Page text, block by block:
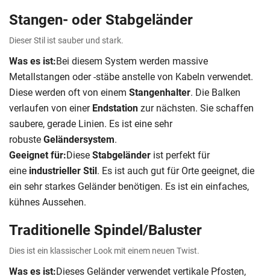
Stangen- oder Stabgeländer
Dieser Stil ist sauber und stark.
Was es ist:Bei diesem System werden massive
Metallstangen oder -stäbe anstelle von Kabeln verwendet.
Diese werden oft von einem Stangenhalter. Die Balken
verlaufen von einerEndstationzur nächsten. Sie schaffen
saubere, gerade Linien. Es ist eine sehr
robusteGeländersystem.
Geeignet für:DieseStabgeländer ist perfekt für
eine industrieller Stil. Es ist auch gut für Orte geeignet, die
ein sehr starkes Geländer benötigen. Es ist ein einfaches,
kühnes Aussehen.
Traditionelle Spindel/Baluster
Dies ist ein klassischer Look mit einem neuen Twist.
Was es ist:Dieses Geländer verwendet vertikale Pfosten,